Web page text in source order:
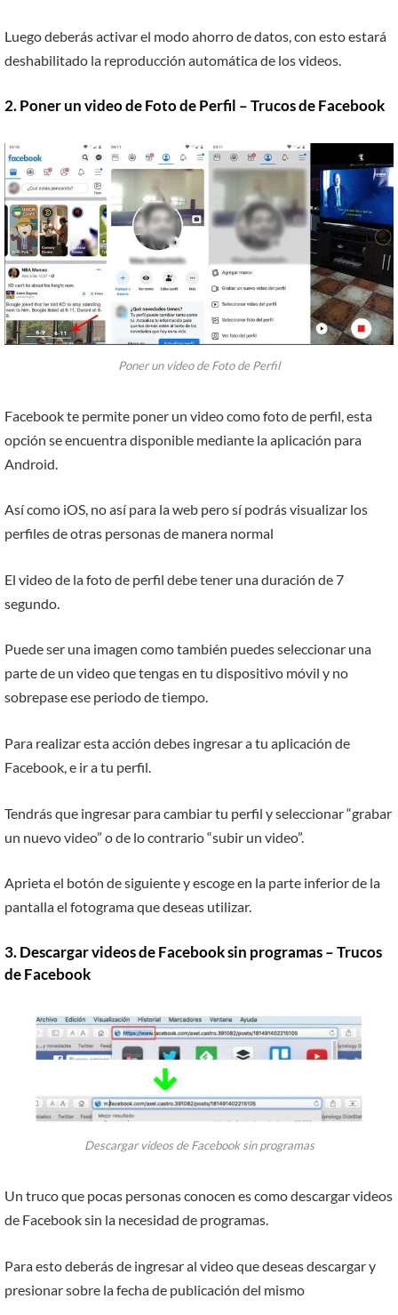
Luego deberás activar el modo ahorro de datos, con esto estará
deshabilitado la reproducción automática de los videos.
2. Poner un video de Foto de Perfil – Trucos de Facebook
Poner un video de Foto de Perfil
Facebook te permite poner un video como foto de perfil, esta
opción se encuentra disponible mediante la aplicación para
Android.
Así como iOS, no así para la web pero sí podrás visualizar los
perfiles de otras personas de manera normal
El video de la foto de perfil debe tener una duración de 7
segundo.
Puede ser una imagen como también puedes seleccionar una
parte de un video que tengas en tu dispositivo móvil y no
sobrepase ese periodo de tiempo.
Para realizar esta acción debes ingresar a tu aplicación de
Facebook, e ir a tu perfil.
Tendrás que ingresar para cambiar tu perfil y seleccionar “grabar
un nuevo video” o de lo contrario “subir un video”.
Aprieta el botón de siguiente y escoge en la parte inferior de la
pantalla el fotograma que deseas utilizar.
3. Descargar videos de Facebook sin programas – Trucos
de Facebook
Descargar videos de Facebook sin programas
Un truco que pocas personas conocen es como descargar videos
de Facebook sin la necesidad de programas.
Para esto deberás de ingresar al video que deseas descargar y
presionar sobre la fecha de publicación del mismo